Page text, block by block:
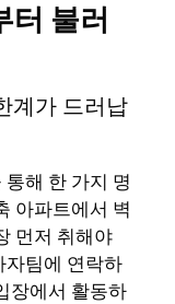
터 불러
계가 드러납
해 한 가지 명
아파트에서 벽
먼저 취해야
자팀에 연락하
장에서 활동하